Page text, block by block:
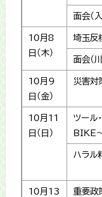
面会（
10月8
日（木）
埼玉反
面会（
10月9
日（金）
災害対
10月11
日（日）
ツール
BIKE
ハラル
10月13
重要政